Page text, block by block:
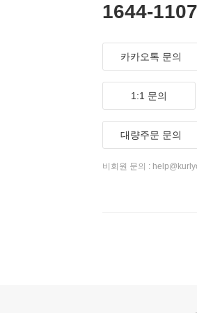
1644-1107
카카오톡 문의
1:1 문의
대량주문 문의
비회원 문의 :